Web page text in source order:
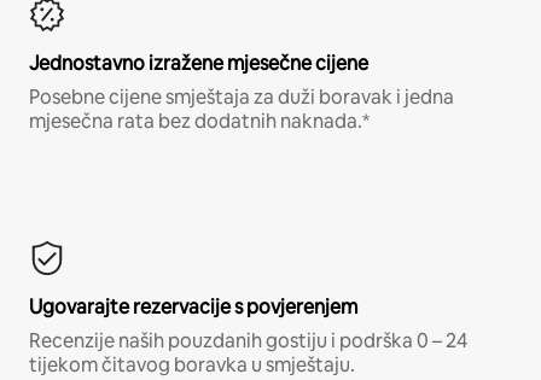
Jednostavno izražene mjesečne cijene
Posebne cijene smještaja za duži boravak i jedna
mjesečna rata bez dodatnih naknada.*
Ugovarajte rezervacije s povjerenjem
Recenzije naših pouzdanih gostiju i podrška 0 – 24
tijekom čitavog boravka u smještaju.